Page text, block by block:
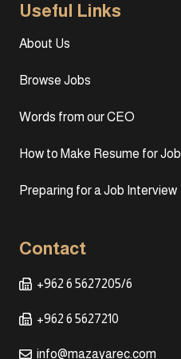
Useful Links
About Us
Browse Jobs
Words from our CEO
How to Make Resume for Job
Preparing for a Job Interview
Contact
+962 6 5627205/6
+962 6 5627210
info@mazayarec.com